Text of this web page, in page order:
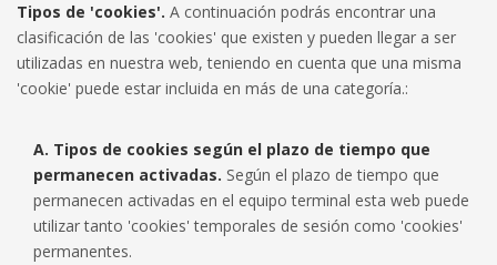
Tipos de 'cookies'. A continuación podrás encontrar una
clasificación de las 'cookies' que existen y pueden llegar a ser
utilizadas en nuestra web, teniendo en cuenta que una misma
'cookie' puede estar incluida en más de una categoría.:
A. Tipos de cookies según el plazo de tiempo que
permanecen activadas. Según el plazo de tiempo que
permanecen activadas en el equipo terminal esta web puede
utilizar tanto 'cookies' temporales de sesión como 'cookies'
permanentes.